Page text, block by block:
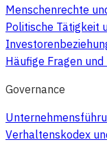
Menschenrechte
Politische Tätigkeit
Häufige Fragen
Governance
Verhaltenskodex